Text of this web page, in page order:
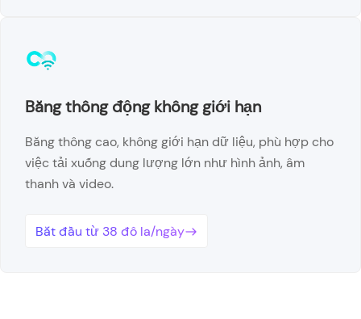
Băng thông động không giới hạn
Băng thông cao, không giới hạn dữ liệu, phù hợp cho
việc tải xuống dung lượng lớn như hình ảnh, âm
thanh và video.
Bắt đầu từ 38 đô la/ngày